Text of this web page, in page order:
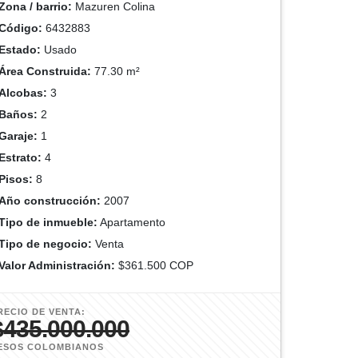
/ barrio: Mazuren Colina
6432883
Usado
Construida: 77.30 m²
3
2
1
4
8
construcción: 2007
de inmueble: Apartamento
de negocio: Venta
Administración: $361.500 COP
DE VENTA:
COLOMBIANOS